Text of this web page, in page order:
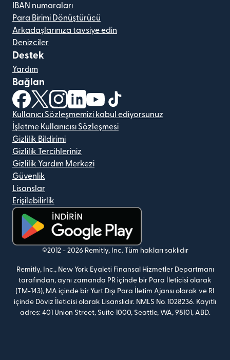
IBAN numaraları
Para Birimi Dönüştürücü
Arkadaşlarınıza tavsiye edin
Denizciler
Destek
Yardım
Bağlan
(yeni pencerede açılır)
(yeni pencerede açılır)
(yeni pencerede açılır)
(yeni pencerede açılır)
(yeni pencerede açılır)
Kullanıcı Sözleşmemizi kabul ediyorsunuz
İşletme Kullanıcısı Sözleşmesi
Gizlilik Bildirimi
Gizlilik Tercihleriniz
Gizlilik Yardım Merkezi
Güvenlik
Lisanslar
Erişilebilirlik
(yeni pencerede açılır)
©2012 - 2026 Remitly, Inc. Tüm hakları saklıdır
Remitly, Inc., New York Eyaleti Finansal Hizmetler Departmanı
tarafından, aynı zamanda PR içinde bir Para İleticisi olarak
(TM-143), MA içinde bir Yurt Dışı Para İletim Ajansı olarak ve RI
içinde Döviz İleticisi olarak Lisanslıdır. NMLS No. 1028236. Kayıtlı
adres: 401 Union Street, Suite 1000, Seattle, WA, 98101, ABD.